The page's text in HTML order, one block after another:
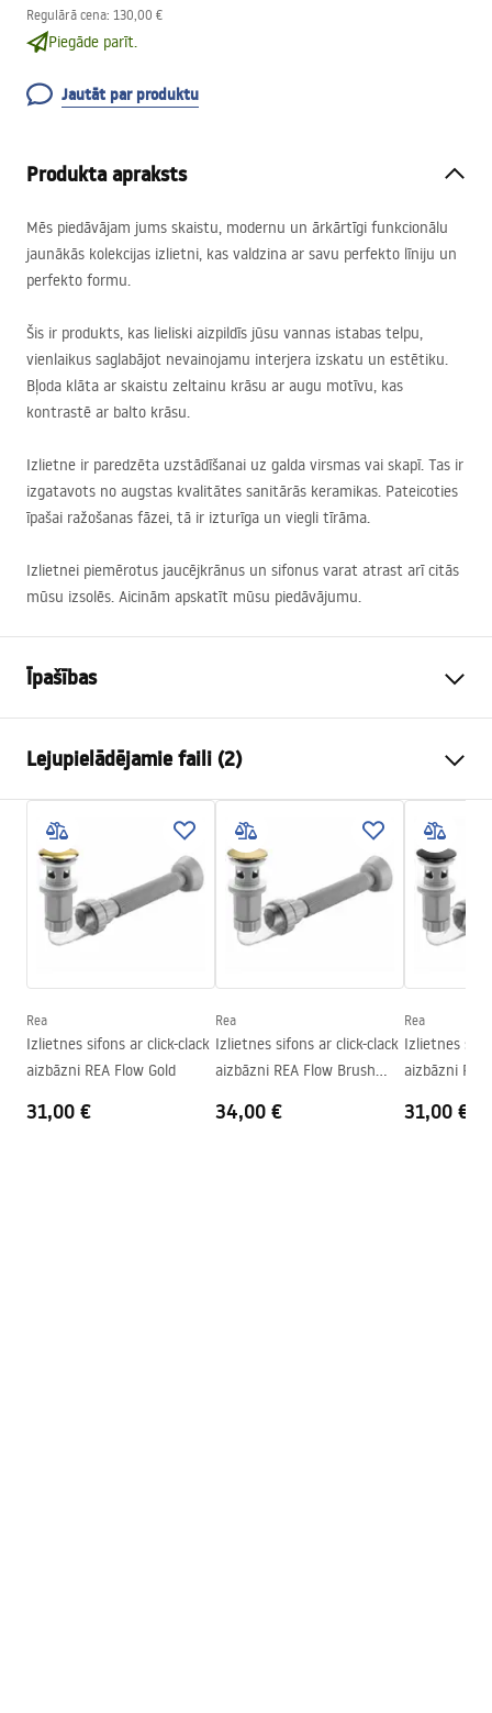
Regulārā cena: 130,00 €
Piegāde parīt.
Jautāt par produktu
Produkta apraksts
Mēs piedāvājam jums skaistu, modernu un ārkārtīgi funkcionālu
jaunākās kolekcijas izlietni, kas valdzina ar savu perfekto līniju un
perfekto formu.
Šis ir produkts, kas lieliski aizpildīs jūsu vannas istabas telpu,
vienlaikus saglabājot nevainojamu interjera izskatu un estētiku.
Bļoda klāta ar skaistu zeltainu krāsu ar augu motīvu, kas
kontrastē ar balto krāsu.
Izlietne ir paredzēta uzstādīšanai uz galda virsmas vai skapī. Tas ir
izgatavots no augstas kvalitātes sanitārās keramikas. Pateicoties
īpašai ražošanas fāzei, tā ir izturīga un viegli tīrāma.
Izlietnei piemērotus jaucējkrānus un sifonus varat atrast arī citās
mūsu izsolēs. Aicinām apskatīt mūsu piedāvājumu.
Īpašības
Materiāls
Krāsa
Balts/Zelts, Raksts
Apdare
Spīdīgs
Garums
520
Platums
400mm
Augstums
135
Forma
Pieskarieties atverei
Nē
Lejupielādējamie faili (2)
Uzstādīšanas instrukcijas
Garantijas noteikumi
Rea
Izlietnes sifons ar click-clack
aizbāzni REA Flow Gold
31,00 €
Rea
Izlietnes sifons ar click-clack
aizbāzni REA Flow Brush
34,00 €
Rea
Izlietnes
aizbāzni
31,00 €